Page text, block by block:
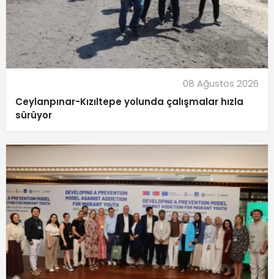
08 Ağustos 2026
Ceylanpınar-Kızıltepe yolunda çalışmalar hızla
sürüyor